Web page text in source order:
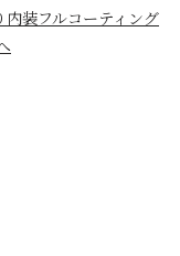
内装フルコーティング